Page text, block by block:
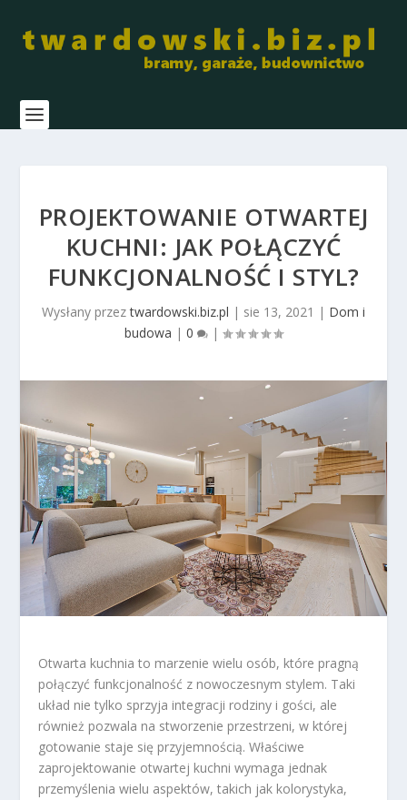
PROJEKTOWANIE OTWARTEJ
KUCHNI: JAK POŁĄCZYĆ
FUNKCJONALNOŚĆ I STYL?
Wysłany przeztwardowski.biz.pl | sie 13, 2021 | Dom i
budowa | 0 |
Otwarta kuchnia to marzenie wielu osób, które pragną
połączyć funkcjonalność z nowoczesnym stylem. Taki
układ nie tylko sprzyja integracji rodziny i gości, ale
również pozwala na stworzenie przestrzeni, w której
gotowanie staje się przyjemnością. Właściwe
zaprojektowanie otwartej kuchni wymaga jednak
przemyślenia wielu aspektów, takich jak kolorystyka,